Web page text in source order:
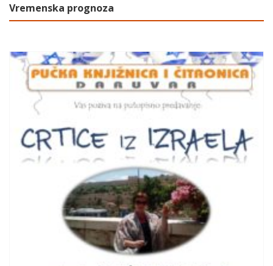
Vremenska prognoza